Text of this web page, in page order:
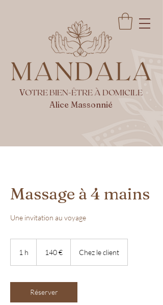
VOTRE BIEN-ÊTRE À DOMICILE
Alice Massonnié
Massage à 4 mains
Une invitation au voyage
1 h 140 € Chez le client
Réserver